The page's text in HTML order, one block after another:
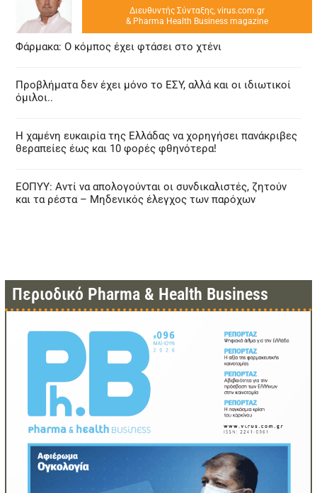
Διευθυντής Σύνταξης, virus.com.gr
& Pharma Health Business magazine
Φάρμακα: Ο κόμπος έχει φτάσει στο χτένι
Προβλήματα δεν έχει μόνο το ΕΣΥ, αλλά και οι ιδιωτικοί
όμιλοι..
Η χαμένη ευκαιρία της Ελλάδας να χορηγήσει πανάκριβες
θεραπείες έως και 10 φορές φθηνότερα!
ΕΟΠΥΥ: Αντί να απολογούνται οι συνδικαλιστές, ζητούν
και τα ρέστα – Μηδενικός έλεγχος των παρόχων
Περιοδικό Pharma & Health Business